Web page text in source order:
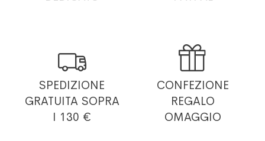

SPEDIZIONE
GRATUITA SOPRA
I 130 €

CONFEZIONE
REGALO
OMAGGIO